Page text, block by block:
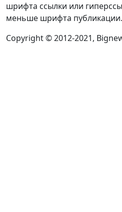
шрифта ссылки или
меньше шрифта публикации.
Copyright © 2012-2021,